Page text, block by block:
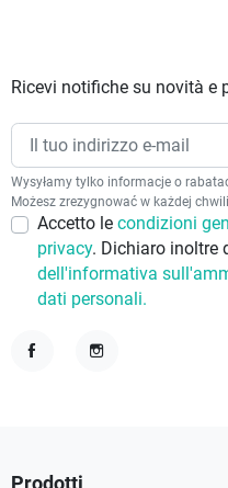
Ricevi notifiche su novità e
Wysyłamy tylko informacje o
Możesz zrezygnować w każdej
Accetto le condizioni
privacy. Dichiaro inoltre
dell'informativa
dati personali.
Prodotti